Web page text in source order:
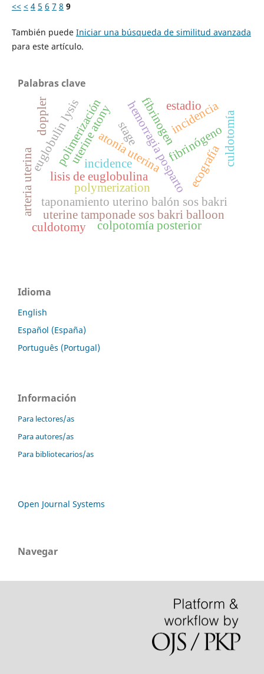
<< < 4 5 6 7 8 9
También puede Iniciar una búsqueda de similitud avanzada
para este artículo.
Palabras clave
hemorragia posparto
atonía uterina
taponamiento uterino balón sos bakri
uterine atony
uterine tamponade sos bakri balloon
fibrinógeno
polimerización
lisis de euglobulina
fibrinogen
polymerization
euglobulin lysis
colpotomía posterior
culdotomía
culdotomy
ecografía
incidencia
estadio
incidence
stage
arteria uterina
doppler
Idioma
English
Español (España)
Português (Portugal)
Información
Para lectores/as
Para autores/as
Para bibliotecarios/as
Open Journal Systems
Navegar